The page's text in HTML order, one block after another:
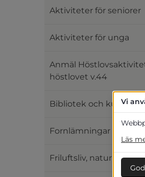
Aktiviteter för seniorer
Aktiviteter för unga
Anmäl
höstlovet v.44
Bibliotek och kultur
Fornlämningar och
Friluftsliv, natur, bad
Vi
Läs